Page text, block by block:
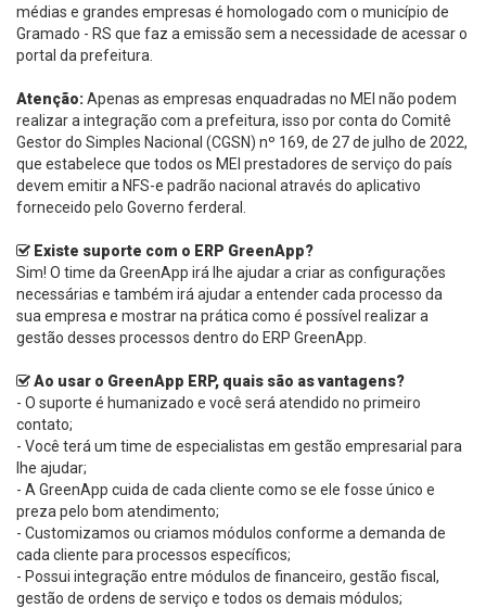
médias e grandes empresas é homologado com o município de
Gramado - RS que faz a emissão sem a necessidade de acessar o
portal da prefeitura.
Atenção:Apenas as empresas enquadradas no MEI não podem
realizar a integração com a prefeitura, isso por conta do Comitê
Gestor do Simples Nacional (CGSN) nº 169, de 27 de julho de 2022,
que estabelece que todos os MEI prestadores de serviço do país
devem emitir a NFS-e padrão nacional através do aplicativo
forneceido pelo Governo ferderal.
Existe suporte com o ERP GreenApp?
Sim! O time da GreenApp irá lhe ajudar a criar as configurações
necessárias e também irá ajudar a entender cada processo da
sua empresa e mostrar na prática como é possível realizar a
gestão desses processos dentro do ERP GreenApp.
Ao usar o GreenApp ERP, quais são as vantagens?
- O suporte é humanizado e você será atendido no primeiro
contato;
- Você terá um time de especialistas em gestão empresarial para
lhe ajudar;
- A GreenApp cuida de cada cliente como se ele fosse único e
preza pelo bom atendimento;
- Customizamos ou criamos módulos conforme a demanda de
cada cliente para processos específicos;
- Possui integração entre módulos de financeiro, gestão fiscal,
gestão de ordens de serviço e todos os demais módulos;